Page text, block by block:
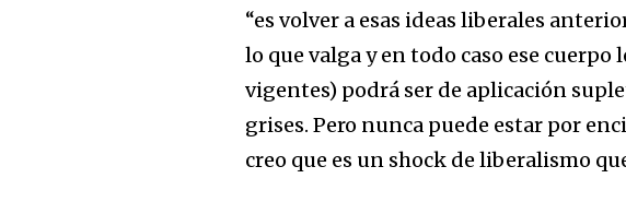
“es volver a esas ideas liberales
lo que valga y en todo caso ese
vigentes) podrá ser de aplicación
grises. Pero nunca puede estar por
creo que es un shock de liberalismo